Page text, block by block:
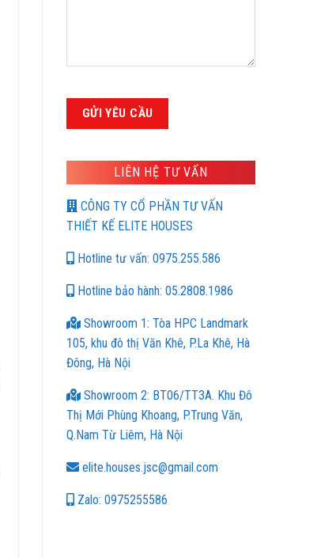
LIÊN HỆ TƯ VẤN
CÔNG TY CỔ PHẦN TƯ VẤN
THIẾT KẾ ELITE HOUSES
Hotline tư vấn: 0975.255.586
Hotline bảo hành: 05.2808.1986
Showroom 1: Tòa HPC Landmark
105, khu đô thị Văn Khê, P.La Khê, Hà
Đông, Hà Nội
Showroom 2: BT06/TT3A. Khu Đô
Thị Mới Phùng Khoang, P.Trung Văn,
Q.Nam Từ Liêm, Hà Nội
elite.houses.jsc@gmail.com
Zalo: 0975255586